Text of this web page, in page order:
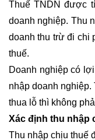
Thuế TNDN được
doanh nghiệp. Thu
doanh thu trừ đi chi
thuế.
Doanh nghiệp có
nhập doanh
thua lỗ thì không
Xác định thu nhập
Thu nhập chịu thuế